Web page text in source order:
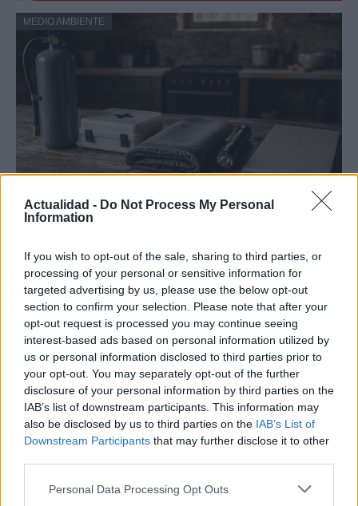
Actualidad - Do Not Process My Personal
Information
If you wish to opt-out of the sale, sharing to third parties, or
processing of your personal or sensitive information for
targeted advertising by us, please use the below opt-out
section to confirm your selection. Please note that after your
opt-out request is processed you may continue seeing
interest-based ads based on personal information utilized by
us or personal information disclosed to third parties prior to
your opt-out. You may separately opt-out of the further
disclosure of your personal information by third parties on the
IAB’s list of downstream participants. This information may
also be disclosed by us to third parties on the IAB’s List of
Downstream Participants that may further disclose it to other
Please note that this website/app uses one or more Google
Personal Data Processing Opt Outs
MEDIO AMBIENTE
Preparación ante incendios forestales:
periurbanos
Protege tu hogar rural o periurbano con estrategias…
MEDIO AMBIENTE